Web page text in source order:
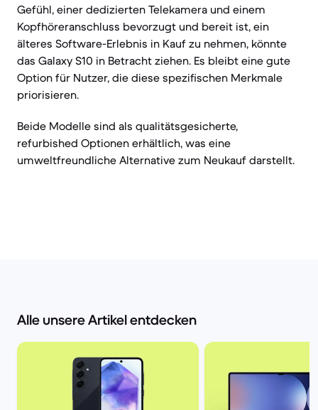
Gefühl, einer dedizierten Telekamera und einem
Kopfhöreranschluss bevorzugt und bereit ist, ein
älteres Software-Erlebnis in Kauf zu nehmen, könnte
das Galaxy S10 in Betracht ziehen. Es bleibt eine gute
Option für Nutzer, die diese spezifischen Merkmale
priorisieren.
Beide Modelle sind als qualitätsgesicherte,
refurbished Optionen erhältlich, was eine
umweltfreundliche Alternative zum Neukauf darstellt.
Alle unsere Artikel entdecken